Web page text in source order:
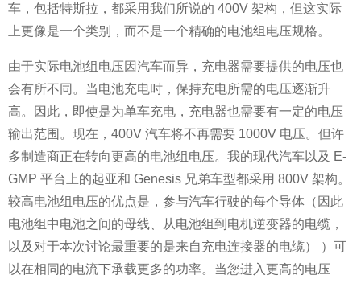
车，包括特斯拉，都采用我们所说的 400V 架构，但这实际
上更像是一个类别，而不是一个精确的电池组电压规格。
由于实际电池组电压因汽车而异，充电器需要提供的电压也
会有所不同。当电池充电时，保持充电所需的电压逐渐升
高。因此，即使是为单车充电，充电器也需要有一定的电压
输出范围。现在，400V 汽车将不再需要 1000V 电压。但许
多制造商正在转向更高的电池组电压。我的现代汽车以及 E-
GMP 平台上的起亚和 Genesis 兄弟车型都采用 800V 架构。
较高电池组电压的优点是，参与汽车行驶的每个导体（因此
电池组中电池之间的母线、从电池组到电机逆变器的电缆，
以及对于本次讨论最重要的是来自充电连接器的电缆） ）可
以在相同的电流下承载更多的功率。当您进入更高的电压